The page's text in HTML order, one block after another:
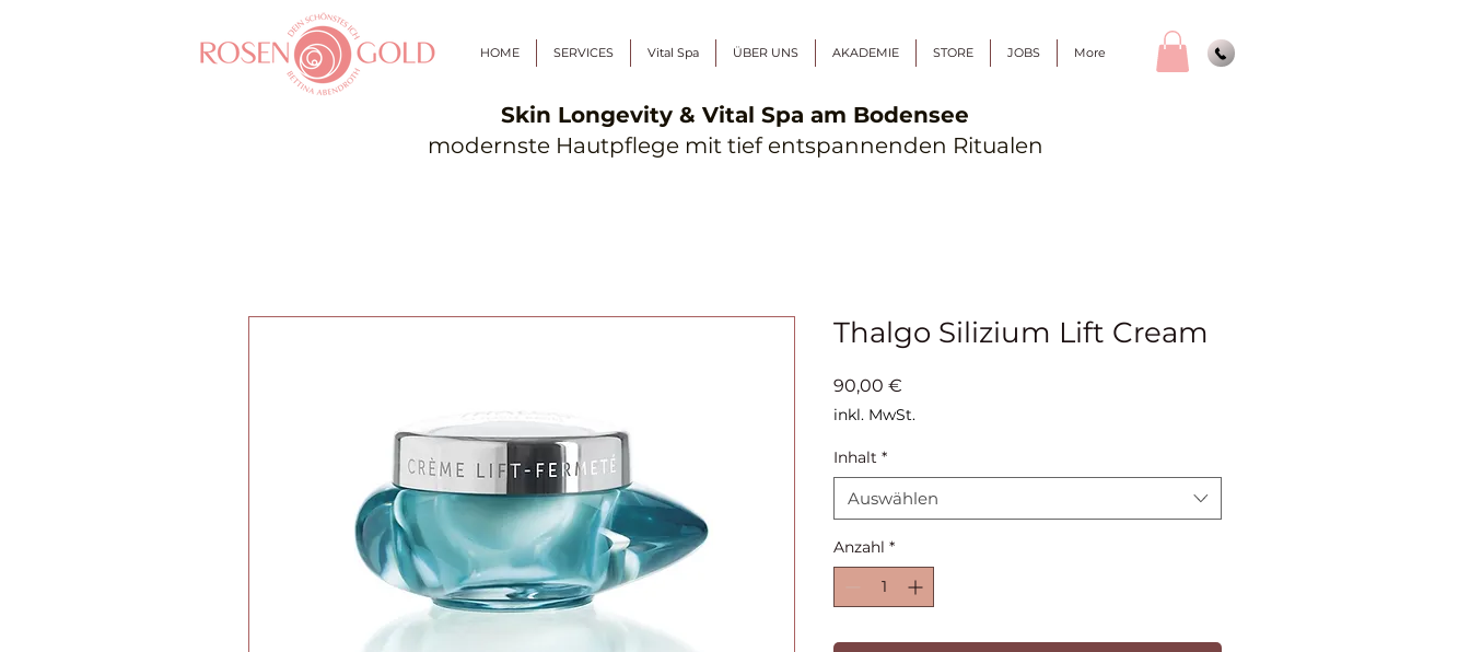
HOME SERVICES Vital Spa ÜBER UNS AKADEMIE STORE JOBS More
Skin Longevity & Vital Spa am Bodensee
modernste Hautpflege mit tief entspannenden Ritualen
Thalgo Silizium Lift Cream
90,00 €
inkl. MwSt.
Inhalt *
Auswählen
Anzahl *